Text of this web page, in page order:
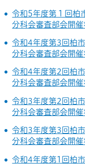
令和5年度第１回柏
分科会審査部会開催
令和4年度第3回柏
分科会審査部会開催
令和4年度第2回柏
分科会審査部会開
令和3年度第2回柏
分科会審査部会開催
令和3年度第3回柏
分科会審査部会開催
令和4年度第1回柏